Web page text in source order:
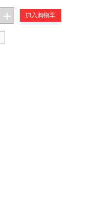
加入购物车